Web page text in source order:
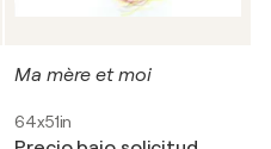
Ma mère et moi
64x51in